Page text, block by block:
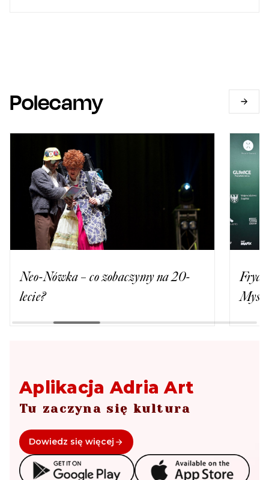
Polecamy
Neo-Nówka – co zobaczymy na 20-
lecie?
Aplikacja Adria Art
Tu zaczyna się kultura
Dowiedz się więcej